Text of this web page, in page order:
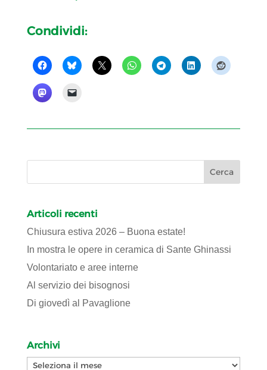
Condividi:
Articoli recenti
Chiusura estiva 2026 – Buona estate!
In mostra le opere in ceramica di Sante Ghinassi
Volontariato e aree interne
Al servizio dei bisognosi
Di giovedì al Pavaglione
Archivi
Archivi